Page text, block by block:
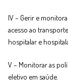
IV – Gerir e
acesso ao
hospitalar e
V – Monitorar as
eletivo em saúde.